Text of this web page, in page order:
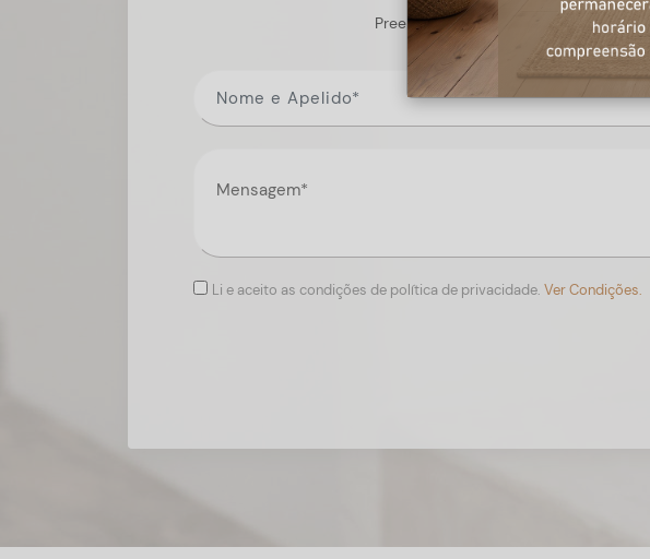
Preencha o formulário, e num curto
Li e aceito as condições de política de privacidade. Ver Condições.